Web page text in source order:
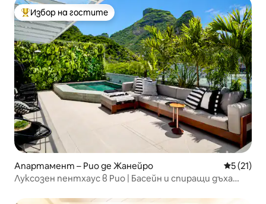
Най-популярен избор на гостите
Избор на гостите
Апартамент – Рио де Жанейро Средна
5 (21)
Луксозен пентхаус в Рио | Басейн и спиращи дъха